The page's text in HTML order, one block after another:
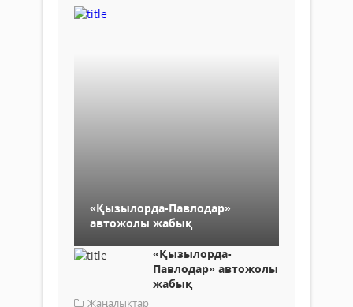
«Қызылорда-Павлодар»
автожолы жабық
«Қызылорда-
Павлодар» автожолы
жабық
Жаңалықтар